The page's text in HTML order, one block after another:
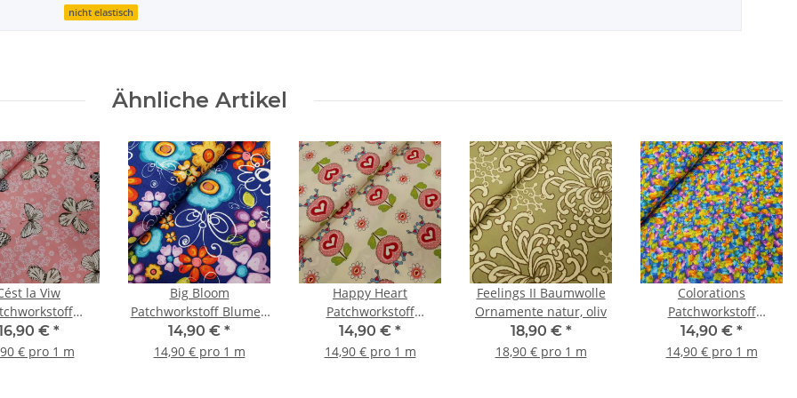
nicht elastisch
Ähnliche Artikel
la Viw
rosa,
schwarz, natur
€ *
€ pro 1 m
Big Bloom
Patchworkstoff Blumen
blau, orange, türkis, lila,
kiwi, weiß
14,90 € *
14,90 € pro 1 m
Happy Heart
Patchworkstoff
Blumenherzen mit
Vögeln natur, rosa,
14,90 € *
14,90 € pro 1 m
Feelings II Baumwolle
Ornamente natur, oliv
18,90 € *
18,90 € pro 1 m
Colorations
Patchworkstoff
Farbenmix blau, kiwi,
lila, orange, gelb
14,90 € *
14,90 € pro 1 m